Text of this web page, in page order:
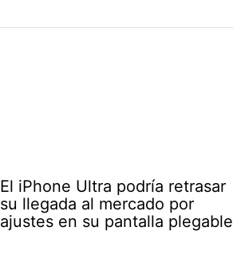
El iPhone Ultra podría retrasar
su llegada al mercado por
ajustes en su pantalla plegable